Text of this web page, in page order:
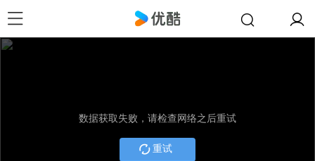
数据获取失败，请检查网络之后重试
重试